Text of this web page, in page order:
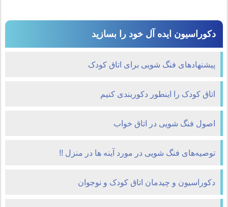
دکوراسیون ایده آل خود را بسازید
پیشنهادهای فنگ شویی برای اتاق کودک
اتاق کودک را اینطور دکوربندی کنیم
اصول فنگ شویی در اتاق خواب
توصیه‌های فنگ شویی در مورد آینه ها در منزل !!
دکوراسیون و چیدمان اتاق کودک و نوجوان